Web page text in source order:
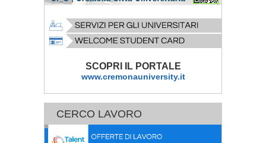
SCOPRI IL PORTALE
www.cremonauniversity.it
CERCO LAVORO